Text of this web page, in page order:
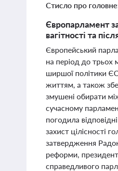
Стисло про
Європарламент
вагітності та
Європейський
на період до трьох
ширшої політики
життям, а також
змушені обирати
сучасному
погодила
захист цілісності
затвердження
реформи,
справедливого